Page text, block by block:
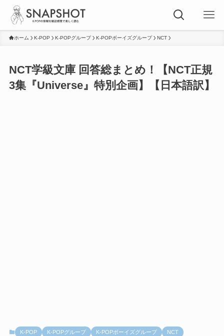
ホーム K-POP K-POPグループ K-POPボーイズグループ NCT
NCT学級文庫 回答総まとめ！【NCT正規
3集『Universe』特別企画】【日本語訳】
K-POP K-POPグループ K-POPボーイズグループ NCT